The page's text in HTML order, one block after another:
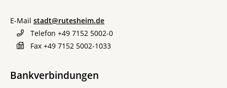
E-Mail stadt@rutesheim.de
Telefon +49 7152 5002-0
Fax +49 7152 5002-1033
Bankverbindungen